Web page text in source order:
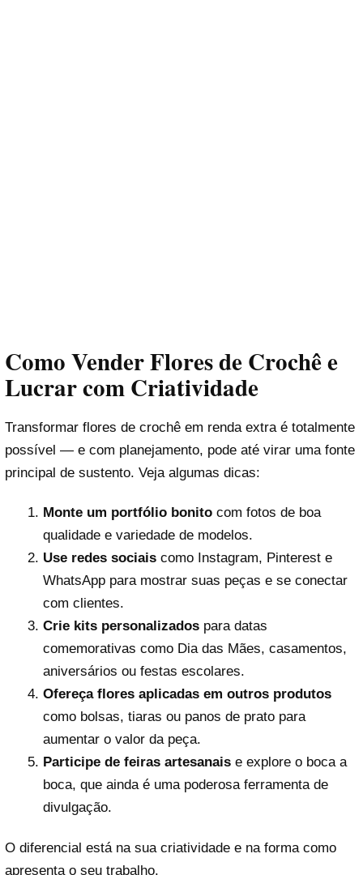
Como Vender Flores de Crochê e
Lucrar com Criatividade
Transformar flores de crochê em renda extra é totalmente
possível — e com planejamento, pode até virar uma fonte
principal de sustento. Veja algumas dicas:
Monte um portfólio bonitocom fotos de boa
qualidade e variedade de modelos.
Use redes sociaiscomo Instagram, Pinterest e
WhatsApp para mostrar suas peças e se conectar
com clientes.
Crie kits personalizadospara datas
comemorativas como Dia das Mães, casamentos,
aniversários ou festas escolares.
Ofereça flores aplicadas em outros produtos
como bolsas, tiaras ou panos de prato para
aumentar o valor da peça.
Participe de feiras artesanaise explore o boca a
boca, que ainda é uma poderosa ferramenta de
divulgação.
O diferencial está na sua criatividade e na forma como
apresenta o seu trabalho.